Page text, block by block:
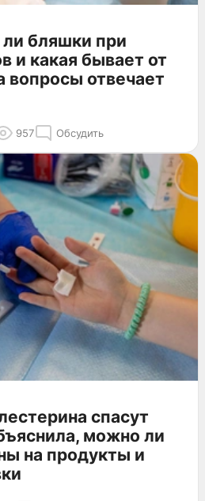
бляшки при
и какая бывает от
вопросы отвечает
957 Обсудить
спасут
можно ли
на продукты и